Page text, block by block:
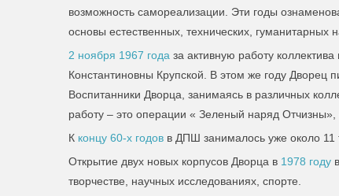
возможность самореализации. Эти годы
основы естественных, технических, гуманитарных
2 ноября 1967 года за активную работу
Константиновны Крупской. В этом же году Дворец
Воспитанники Дворца, занимаясь в различных
работу – это операции « Зеленый наряд
К концу 60-х годов в ДПШ занималось уже около 11
Открытие двух новых корпусов Дворца в 1978 году
творчестве, научных исследованиях, спорте.